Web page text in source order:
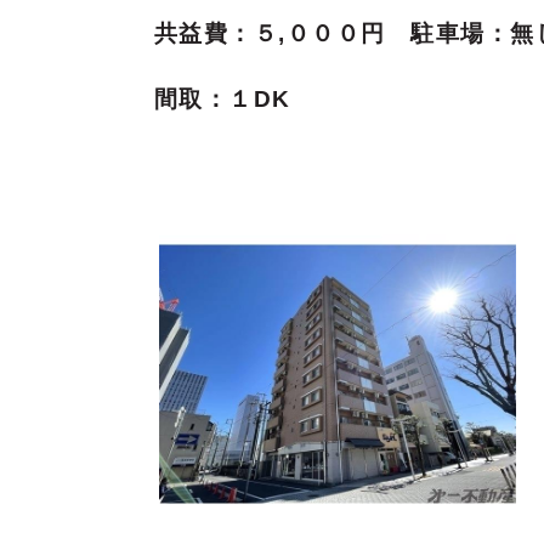
共益費：５,０００円 駐車場：無
間取：１DK